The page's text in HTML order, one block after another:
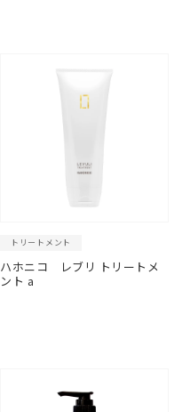
トリートメント
ハホニコ
レブリ トリートメ
ント a